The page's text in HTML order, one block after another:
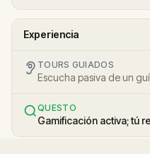
Experiencia
TOURS GUIADOS
Escucha pasiva de un
QUESTO
Gamificación activa; tú